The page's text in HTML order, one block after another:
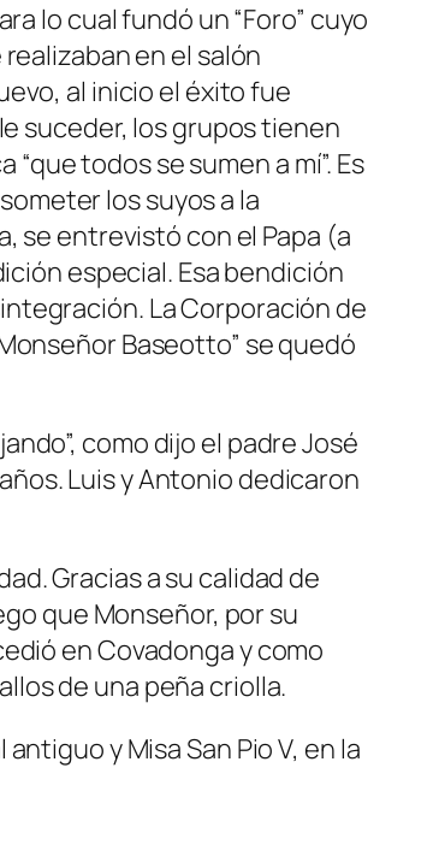
lo cual fundó un “Foro” cuyo
en el salón
al inicio el éxito fue
suceder, los grupos tienen
todos se sumen a mí”. Es
los suyos a la
se entrevistó con el Papa (a
especial. Esa bendición
La Corporación de
Baseotto” se quedó
como dijo el padre José
Luis y Antonio dedicaron
Gracias a su calidad de
que Monseñor, por su
en Covadonga y como
de una peña criolla.
y Misa San Pio V, en la